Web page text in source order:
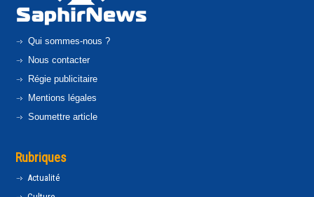
Qui sommes-nous ?
Nous contacter
Régie publicitaire
Mentions légales
Soumettre article
Rubriques
Actualité